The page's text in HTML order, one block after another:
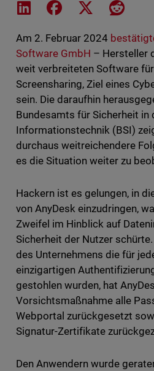
Share on LinkedIn
Share on Facebook
Share on XShare
Am 2. Februar 2024
Software GmbH – Hersteller
weit verbreiteten Software
Screensharing, Ziel eines
sein. Die daraufhin
Bundesamts für Sicherheit in
Informationstechnik (BSI)
durchaus weitreichendere
es die Situation weiter zu
Hackern ist es gelungen, in
von AnyDesk einzudringen,
Zweifel im Hinblick auf
Sicherheit der Nutzer
des Unternehmens die für
einzigartigen
gestohlen wurden, hat
Vorsichtsmaßnahme alle
Webportal zurückgesetzt
Signatur-Zertifikate
Den Anwendern wurde